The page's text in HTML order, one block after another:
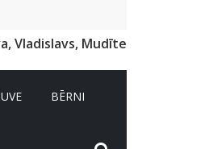
Vladislavs, Mudīte
BĒRNI